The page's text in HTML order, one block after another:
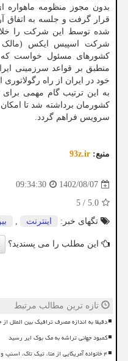
بدون مجوز منظومه ماهواره
قرار گرفت و جلسه به اتفاق
شده توسط این شرکت را
شرکت اسپیس ایکس (مالک
کشورهای مسئول خواست که
منطبق بر قواعد سرزمینی
خود در ایران از راه رگولاتوری
به این ترتیب گام مهمی برای
کشورمان برداشته شد تا امکان
سرویس فراهم گردد.
منبع: 93z.ir
1402/08/07
09:34:30
5.0
/
5
تگهای خبر:
اینترنت ,
این مطلب را می پسندید؟
تازه ترین مطالب مرتبط
دقیقا به اندازه مصرف ترافیک بین الملل
کمبود جهانی تراشه به مک بوک ایر رسید
۴ خانواده آمریکایی از متا، تیک تاک، اسنپ و گوگل شکایت کردند